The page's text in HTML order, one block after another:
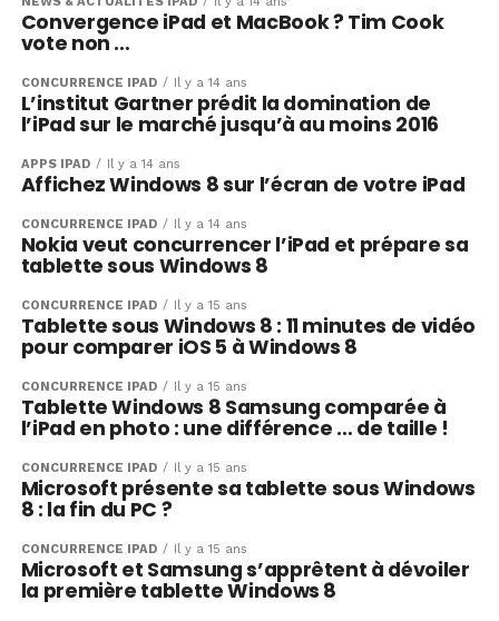
Convergence iPad et MacBook ? Tim Cook
vote non …
CONCURRENCE IPAD Il y a 14 ans
L’institut Gartner prédit la domination de
l’iPad sur le marché jusqu’à au moins 2016
APPS IPAD Il y a 14 ans
Affichez Windows 8 sur l’écran de votre iPad
CONCURRENCE IPAD Il y a 14 ans
Nokia veut concurrencer l’iPad et prépare sa
tablette sous Windows 8
CONCURRENCE IPAD Il y a 15 ans
Tablette sous Windows 8 : 11 minutes de vidéo
pour comparer iOS 5 à Windows 8
CONCURRENCE IPAD Il y a 15 ans
Tablette Windows 8 Samsung comparée à
l’iPad en photo : une différence … de taille !
CONCURRENCE IPAD Il y a 15 ans
Microsoft présente sa tablette sous Windows
8 : la fin du PC ?
CONCURRENCE IPAD Il y a 15 ans
Microsoft et Samsung s’apprêtent à dévoiler
la première tablette Windows 8